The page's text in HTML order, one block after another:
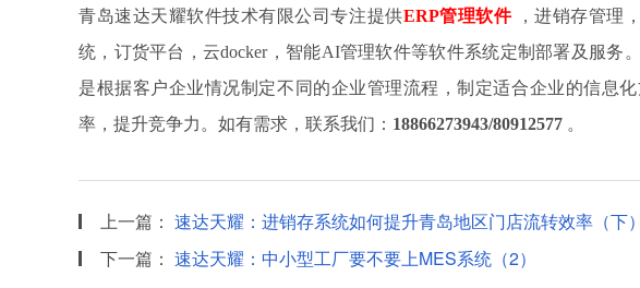
青岛速达天耀软件技术有限公司专注提供ERP管理软件
，进销存管理
统，订货平台，云docker，智能AI管理软件等软件系统定制部署及服务
是根据客户企业情况制定不同的企业管理流程，制定适合企业的信息
率，提升竞争力。如有需求，联系我们： 18866273943/80912577 。
上一篇： 速达天耀：进销存系统如何提升青岛地区门店流转效率（下）
下一篇： 速达天耀：中小型工厂要不要上MES系统（2）